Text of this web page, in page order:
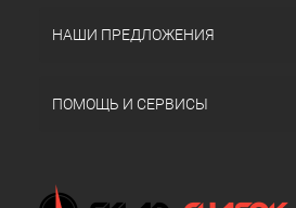
НАШИ ПРЕДЛОЖЕНИЯ
ПОМОЩЬ И СЕРВИСЫ